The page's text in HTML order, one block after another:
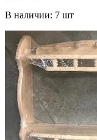
В наличии: 7 шт